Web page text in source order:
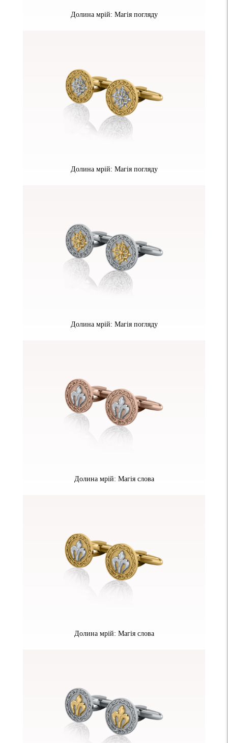
Долина мрій: Магія погляду
Долина мрій: Магія погляду
Долина мрій: Магія погляду
Долина мрій: Магія слова
Долина мрій: Магія слова